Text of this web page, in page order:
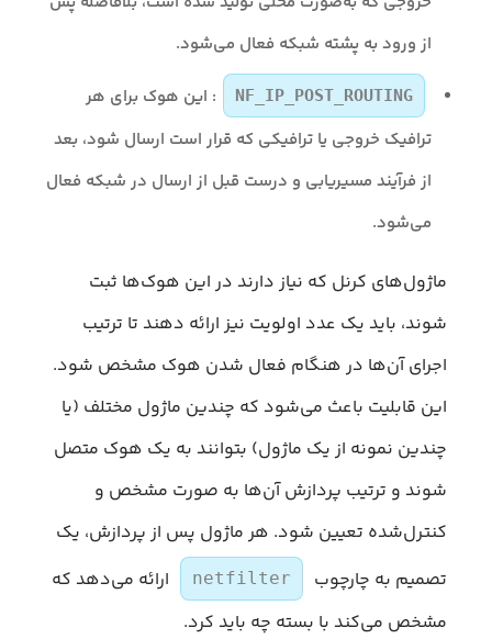
از ورود به پشته شبکه فعال می‌شود.
NF_IP_POST_ROUTING
: این هوک‌ برای هر
ترافیک خروجی یا ترافیکی که قرار است ارسال شود، بعد
از فرآیند مسیریابی و درست قبل از ارسال در شبکه فعال
می‌شود.
ماژول‌های کرنل که نیاز دارند در این هوک‌ها ثبت
شوند، باید یک عدد اولویت نیز ارائه دهند تا ترتیب
اجرای آن‌ها در هنگام فعال شدن هوک‌ مشخص شود.
این قابلیت باعث می‌شود که چندین ماژول مختلف (یا
چندین نمونه از یک ماژول) بتوانند به یک هوک‌ متصل
شوند و ترتیب پردازش آن‌ها به صورت مشخص و
کنترل‌شده تعیین شود. هر ماژول پس از پردازش، یک
تصمیم به چارچوب
netfilter
ارائه می‌دهد که
مشخص می‌کند با بسته چه باید کرد.